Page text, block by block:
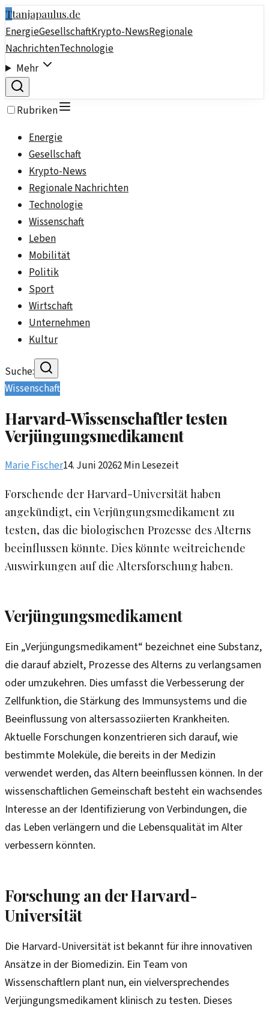
Ttanjapaulus.de
EnergieGesellschaftKrypto-NewsRegionale
NachrichtenTechnologie
Mehr
Rubriken
Energie
Gesellschaft
Krypto-News
Regionale Nachrichten
Technologie
Wissenschaft
Leben
Mobilität
Politik
Sport
Wirtschaft
Unternehmen
Kultur
Suche:
Wissenschaft
Harvard-Wissenschaftler testen
Verjüngungsmedikament
Marie Fischer14. Juni 20262Min Lesezeit
Forschende der Harvard-Universität haben
angekündigt, ein Verjüngungsmedikament zu
testen, das die biologischen Prozesse des Alterns
beeinflussen könnte. Dies könnte weitreichende
Auswirkungen auf die Altersforschung haben.
Verjüngungsmedikament
Ein „Verjüngungsmedikament“ bezeichnet eine Substanz,
die darauf abzielt, Prozesse des Alterns zu verlangsamen
oder umzukehren. Dies umfasst die Verbesserung der
Zellfunktion, die Stärkung des Immunsystems und die
Beeinflussung von altersassoziierten Krankheiten.
Aktuelle Forschungen konzentrieren sich darauf, wie
bestimmte Moleküle, die bereits in der Medizin
verwendet werden, das Altern beeinflussen können. In der
wissenschaftlichen Gemeinschaft besteht ein wachsendes
Interesse an der Identifizierung von Verbindungen, die
das Leben verlängern und die Lebensqualität im Alter
verbessern könnten.
Forschung an der Harvard-
Universität
Die Harvard-Universität ist bekannt für ihre innovativen
Ansätze in der Biomedizin. Ein Team von
Wissenschaftlern plant nun, ein vielversprechendes
Verjüngungsmedikament klinisch zu testen. Dieses